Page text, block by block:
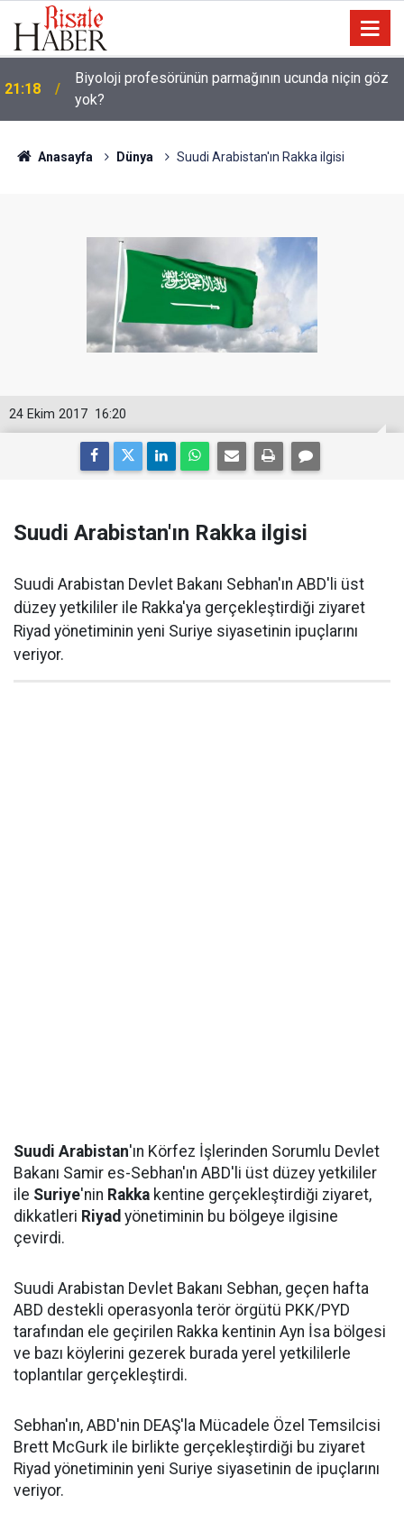
21:18
Biyoloji profesörünün parmağının ucunda niçin göz
yok?
Anasayfa Dünya Suudi Arabistan'ın Rakka ilgisi
16:20
24 Ekim 2017
Suudi Arabistan'ın Rakka ilgisi
Suudi Arabistan Devlet Bakanı Sebhan'ın ABD'li üst
düzey yetkililer ile Rakka'ya gerçekleştirdiği ziyaret
Riyad yönetiminin yeni Suriye siyasetinin ipuçlarını
veriyor.
Suudi Arabistan'ın Körfez İşlerinden Sorumlu Devlet
Bakanı Samir es-Sebhan'ın ABD'li üst düzey yetkililer
ile Suriye'nin Rakka kentine gerçekleştirdiği ziyaret,
dikkatleri Riyad yönetiminin bu bölgeye ilgisine
çevirdi.
Suudi Arabistan Devlet Bakanı Sebhan, geçen hafta
ABD destekli operasyonla terör örgütü PKK/PYD
tarafından ele geçirilen Rakka kentinin Ayn İsa bölgesi
ve bazı köylerini gezerek burada yerel yetkililerle
toplantılar gerçekleştirdi.
Sebhan'ın, ABD'nin DEAŞ'la Mücadele Özel Temsilcisi
Brett McGurk ile birlikte gerçekleştirdiği bu ziyaret
Riyad yönetiminin yeni Suriye siyasetinin de ipuçlarını
veriyor.